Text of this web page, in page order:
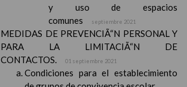
y uso de espacios
comunes
septiembre 2021
MEDIDAS DE PREVENCIÃ“N PERSONAL Y
PARA LA LIMITACIÃ“N DE
CONTACTOS.
01 septiembre 2021
Condiciones para el establecimiento